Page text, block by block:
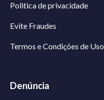
Politica de privacidade
Evite Fraudes
Termos e Condições de Uso
Denúncia